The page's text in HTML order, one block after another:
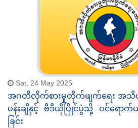
Sat, 24 May 2025
အဂတိလိုက်စားမှုတိုက်ဖျက်ရေး အသိပ
ပန်းချီနှင့် ဗီဒီယိုပြိုင်ပွဲသို့ ဝင်ရောက်
ခြင်း